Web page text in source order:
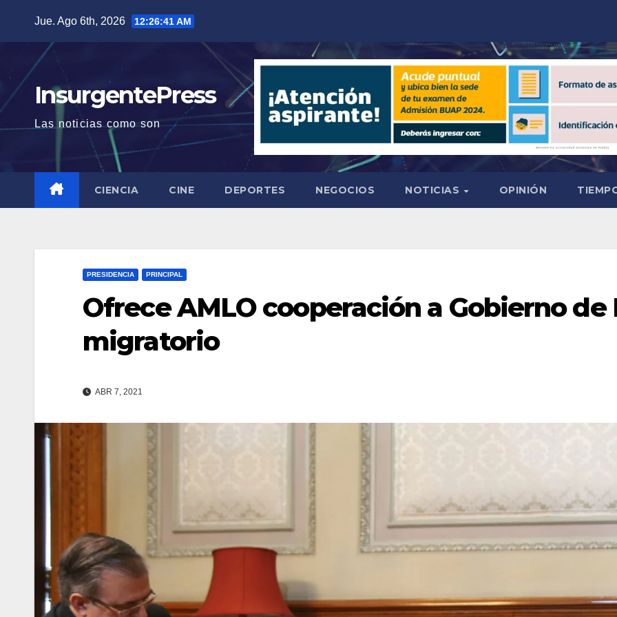
contenido
Jue. Ago 6th, 2026 12:26:42 AM
InsurgentePress
Las noticias como son
CIENCIA CINE DEPORTES NEGOCIOS NOTICIAS OPINIÓN
PRESIDENCIA PRINCIPAL
Ofrece AMLO cooperación a Gobierno
migratorio
ABR 7, 2021